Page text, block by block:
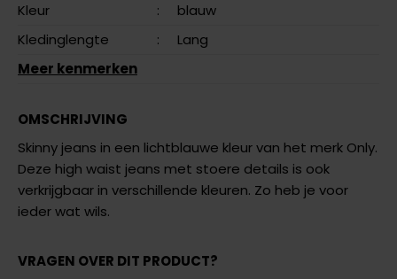
Kleur
:
blauw
Kledinglengte
:
Lang
Meer kenmerken
OMSCHRIJVING
Skinny jeans in een lichtblauwe kleur van het merk Only.
Deze high waist jeans met stoere details is ook
verkrijgbaar in verschillende kleuren. Zo heb je voor
ieder wat wils.
VRAGEN OVER DIT PRODUCT?